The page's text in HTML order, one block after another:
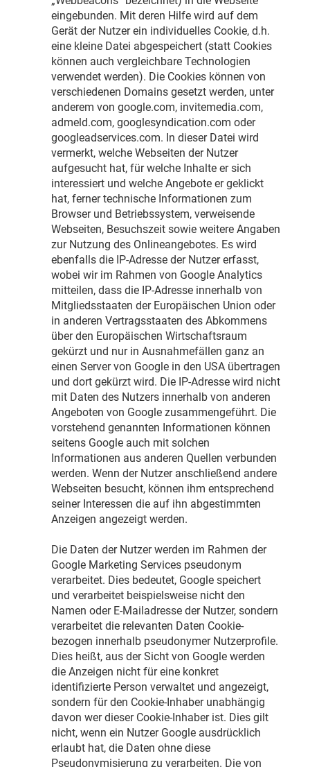
eingebunden. Mit deren Hilfe wird auf dem
Gerät der Nutzer ein individuelles Cookie, d.h.
eine kleine Datei abgespeichert (statt Cookies
können auch vergleichbare Technologien
verwendet werden). Die Cookies können von
verschiedenen Domains gesetzt werden, unter
anderem von google.com, invitemedia.com,
admeld.com, googlesyndication.com oder
googleadservices.com. In dieser Datei wird
vermerkt, welche Webseiten der Nutzer
aufgesucht hat, für welche Inhalte er sich
interessiert und welche Angebote er geklickt
hat, ferner technische Informationen zum
Browser und Betriebssystem, verweisende
Webseiten, Besuchszeit sowie weitere Angaben
zur Nutzung des Onlineangebotes. Es wird
ebenfalls die IP-Adresse der Nutzer erfasst,
wobei wir im Rahmen von Google Analytics
mitteilen, dass die IP-Adresse innerhalb von
Mitgliedsstaaten der Europäischen Union oder
in anderen Vertragsstaaten des Abkommens
über den Europäischen Wirtschaftsraum
gekürzt und nur in Ausnahmefällen ganz an
einen Server von Google in den USA übertragen
und dort gekürzt wird. Die IP-Adresse wird nicht
mit Daten des Nutzers innerhalb von anderen
Angeboten von Google zusammengeführt. Die
vorstehend genannten Informationen können
seitens Google auch mit solchen
Informationen aus anderen Quellen verbunden
werden. Wenn der Nutzer anschließend andere
Webseiten besucht, können ihm entsprechend
seiner Interessen die auf ihn abgestimmten
Anzeigen angezeigt werden.
Die Daten der Nutzer werden im Rahmen der
Google Marketing Services pseudonym
verarbeitet. Dies bedeutet, Google speichert
und verarbeitet beispielsweise nicht den
Namen oder E-Mailadresse der Nutzer, sondern
verarbeitet die relevanten Daten Cookie-
bezogen innerhalb pseudonymer Nutzerprofile.
Dies heißt, aus der Sicht von Google werden
die Anzeigen nicht für eine konkret
identifizierte Person verwaltet und angezeigt,
sondern für den Cookie-Inhaber unabhängig
davon wer dieser Cookie-Inhaber ist. Dies gilt
nicht, wenn ein Nutzer Google ausdrücklich
erlaubt hat, die Daten ohne diese
Pseudonymisierung zu verarbeiten. Die von